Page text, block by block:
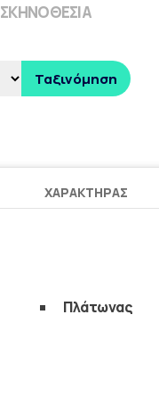
ΣΚΗΝΟΘΕΣΊΑ
Ταξινόμηση
ΧΑΡΑΚΤΉΡΑΣ
Πλάτωνας